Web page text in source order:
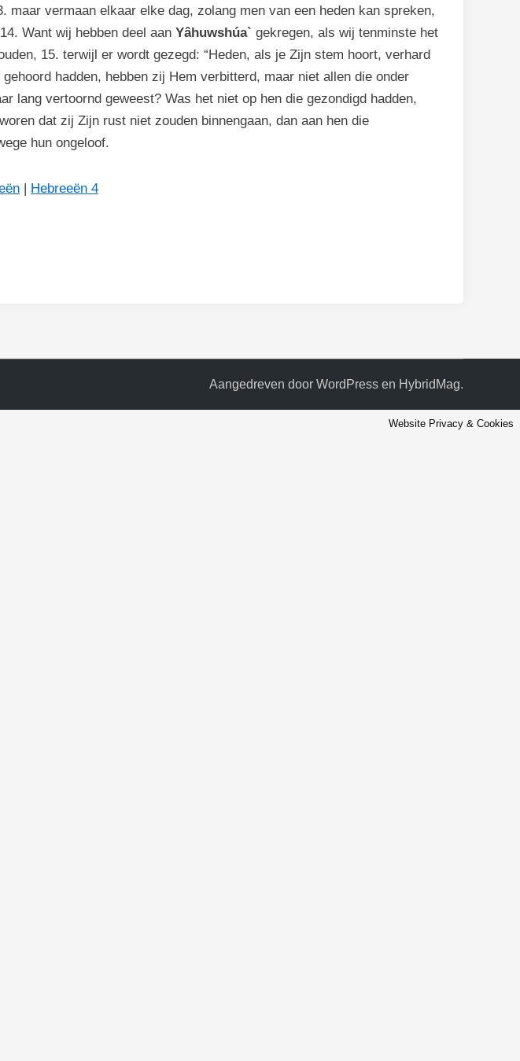
maar vermaan elkaar elke dag, zolang men van een heden kan spreken,
Want wij hebben deel aan Yâhuwshúa` gekregen, als wij tenminste het
15. terwijl er wordt gezegd: “Heden, als je Zijn stem hoort, verhard
hadden, hebben zij Hem verbitterd, maar niet allen die onder
lang vertoornd geweest? Was het niet op hen die gezondigd hadden,
dat zij Zijn rust niet zouden binnengaan, dan aan hen die
hun ongeloof.
| Hebreeën 4
Aangedreven door WordPress en HybridMag.
Website Privacy & Cookies